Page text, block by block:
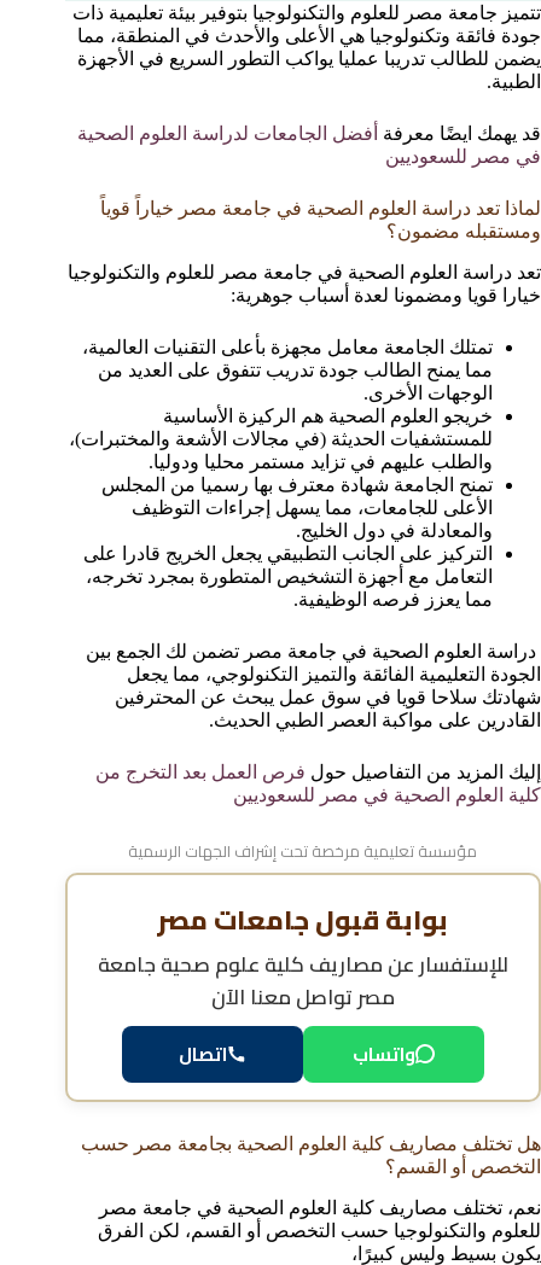
تتميز جامعة مصر للعلوم والتكنولوجيا بتوفير بيئة تعليمية ذات
جودة فائقة وتكنولوجيا هي الأعلى والأحدث في المنطقة، مما
يضمن للطالب تدريبا عمليا يواكب التطور السريع في الأجهزة
الطبية.
قد يهمك ايضًا معرفة أفضل الجامعات لدراسة العلوم الصحية
في مصر للسعوديين
لماذا تعد دراسة العلوم الصحية في جامعة مصر خياراً قوياً
ومستقبله مضمون؟
تعد دراسة العلوم الصحية في جامعة مصر للعلوم والتكنولوجيا
خيارا قويا ومضمونا لعدة أسباب جوهرية:
تمتلك الجامعة معامل مجهزة بأعلى التقنيات العالمية،
مما يمنح الطالب جودة تدريب تتفوق على العديد من
الوجهات الأخرى.
خريجو العلوم الصحية هم الركيزة الأساسية
للمستشفيات الحديثة (في مجالات الأشعة والمختبرات)،
والطلب عليهم في تزايد مستمر محليا ودوليا.
تمنح الجامعة شهادة معترف بها رسميا من المجلس
الأعلى للجامعات، مما يسهل إجراءات التوظيف
والمعادلة في دول الخليج.
التركيز على الجانب التطبيقي يجعل الخريج قادرا على
التعامل مع أجهزة التشخيص المتطورة بمجرد تخرجه،
مما يعزز فرصه الوظيفية.
دراسة العلوم الصحية في جامعة مصر تضمن لك الجمع بين
الجودة التعليمية الفائقة والتميز التكنولوجي، مما يجعل
شهادتك سلاحا قويا في سوق عمل يبحث عن المحترفين
القادرين على مواكبة العصر الطبي الحديث.
إليك المزيد من التفاصيل حول فرص العمل بعد التخرج من
كلية العلوم الصحية في مصر للسعوديين
مؤسسة تعليمية مرخصة تحت إشراف الجهات الرسمية
بوابة قبول جامعات مصر
للإستفسار عنمصاريف كلية علوم صحية جامعة
مصرتواصل معنا الآن
واتساب اتصال
هل تختلف مصاريف كلية العلوم الصحية بجامعة مصر حسب
التخصص أو القسم؟
نعم، تختلف مصاريف كلية العلوم الصحية في جامعة مصر
للعلوم والتكنولوجيا حسب التخصص أو القسم، لكن الفرق
يكون بسيط وليس كبيرًا،